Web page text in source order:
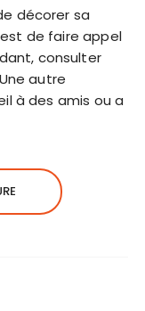
décorer sa
de faire appel
consulter
autre
à des amis ou a